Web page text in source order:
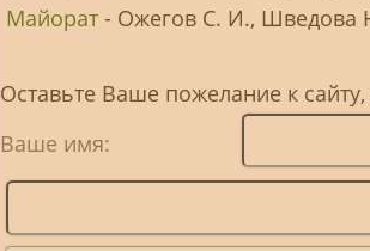
Майорат- Ожегов С. И., Шведова
Оставьте Ваше пожелание к
Ваше имя: